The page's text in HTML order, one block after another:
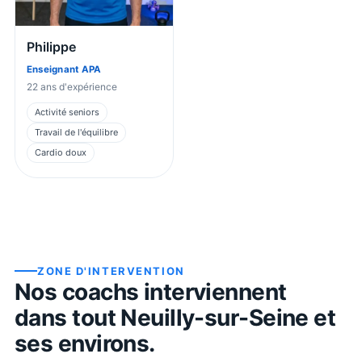
Philippe
Enseignant APA
22 ans d'expérience
Activité seniors
Travail de l'équilibre
Cardio doux
ZONE D'INTERVENTION
Nos coachs interviennent
dans tout Neuilly-sur-Seine et
ses environs.